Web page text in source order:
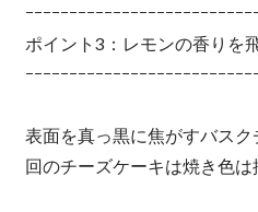
ｰｰｰｰｰｰｰｰｰｰｰｰｰｰｰｰｰｰｰｰｰｰｰｰｰ
ポイント3：レモンの香りを
ｰｰｰｰｰｰｰｰｰｰｰｰｰｰｰｰｰｰｰｰｰｰｰｰｰ
表面を真っ黒に焦がすバス
回のチーズケーキは焼き色は